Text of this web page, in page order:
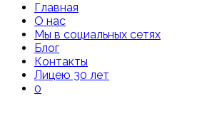
Главная
О нас
Мы в социальных сетях
Блог
Контакты
Лицею 30 лет
0